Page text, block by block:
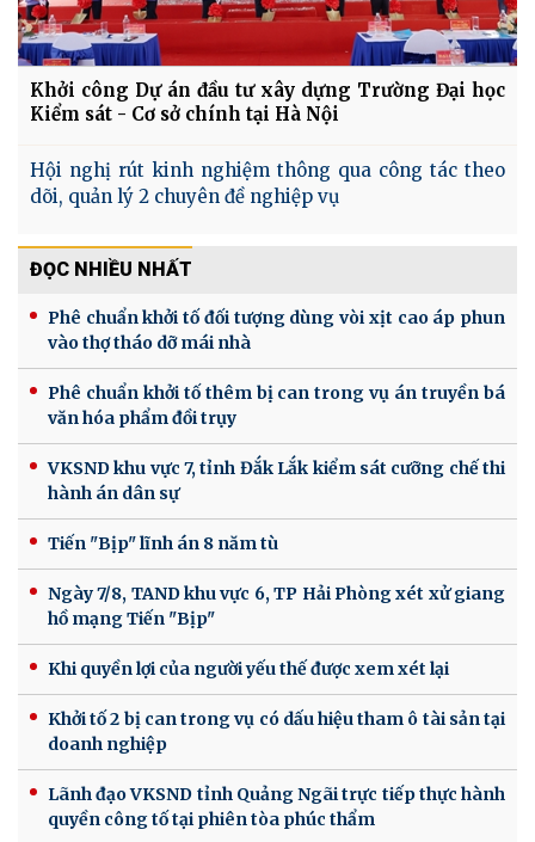
Khởi công Dự án đầu tư xây dựng Trường Đại học
Kiểm sát - Cơ sở chính tại Hà Nội
Hội nghị rút kinh nghiệm thông qua công tác theo
dõi, quản lý 2 chuyên đề nghiệp vụ
ĐỌC NHIỀU NHẤT
Phê chuẩn khởi tố đối tượng dùng vòi xịt cao áp phun
vào thợ tháo dỡ mái nhà
Phê chuẩn khởi tố thêm bị can trong vụ án truyền bá
văn hóa phẩm đồi trụy
VKSND khu vực 7, tỉnh Đắk Lắk kiểm sát cưỡng chế thi
hành án dân sự
Tiến "Bịp" lĩnh án 8 năm tù
Ngày 7/8, TAND khu vực 6, TP Hải Phòng xét xử giang
hồ mạng Tiến "Bịp"
Khi quyền lợi của người yếu thế được xem xét lại
Khởi tố 2 bị can trong vụ có dấu hiệu tham ô tài sản tại
doanh nghiệp
Lãnh đạo VKSND tỉnh Quảng Ngãi trực tiếp thực hành
quyền công tố tại phiên tòa phúc thẩm